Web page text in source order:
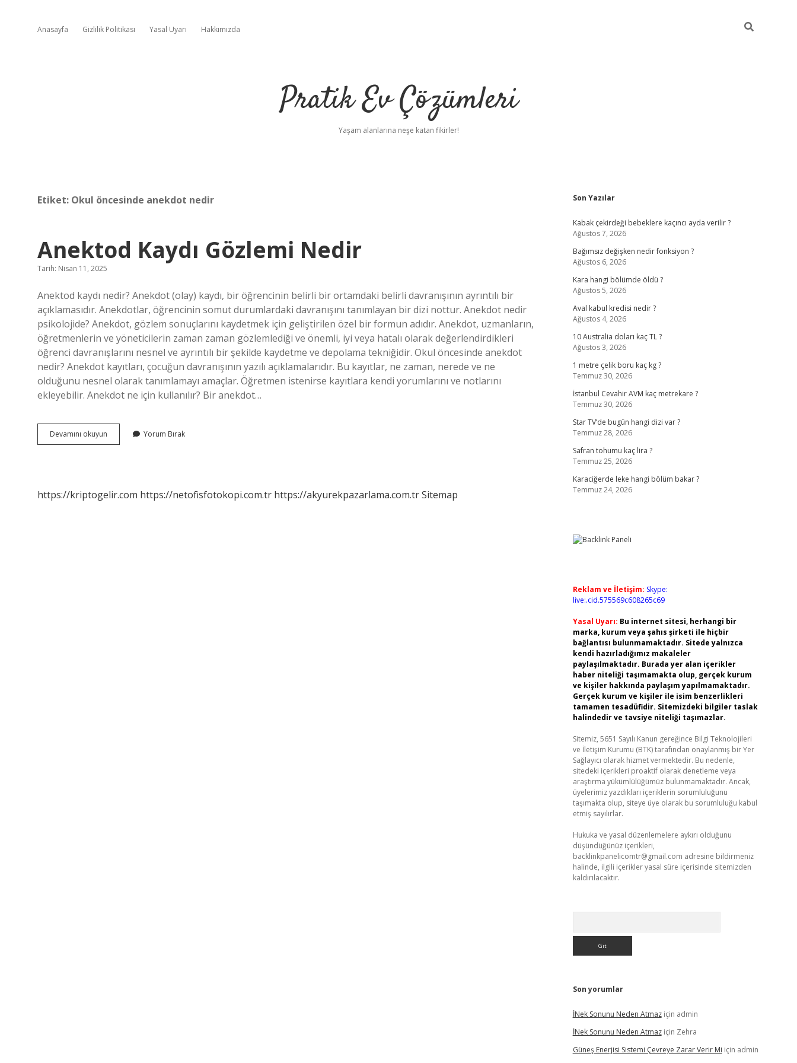
Anasayfa Gizlilik Politikası Yasal Uyarı Hakkımızda
Pratik Ev Çözümleri
Yaşam alanlarına neşe katan fikirler!
Etiket: Okul öncesinde anekdot nedir
Anektod Kaydı Gözlemi Nedir
Tarih: Nisan 11, 2025
Anektod kaydı nedir? Anekdot (olay) kaydı, bir öğrencinin belirli bir ortamdaki belirli davranışının ayrıntılı bir
açıklamasıdır. Anekdotlar, öğrencinin somut durumlardaki davranışını tanımlayan bir dizi nottur. Anekdot nedir
psikolojide? Anekdot, gözlem sonuçlarını kaydetmek için geliştirilen özel bir formun adıdır. Anekdot, uzmanların,
öğretmenlerin ve yöneticilerin zaman zaman gözlemlediği ve önemli, iyi veya hatalı olarak değerlendirdikleri
öğrenci davranışlarını nesnel ve ayrıntılı bir şekilde kaydetme ve depolama tekniğidir. Okul öncesinde anekdot
nedir? Anekdot kayıtları, çocuğun davranışının yazılı açıklamalarıdır. Bu kayıtlar, ne zaman, nerede ve ne
olduğunu nesnel olarak tanımlamayı amaçlar. Öğretmen istenirse kayıtlara kendi yorumlarını ve notlarını
ekleyebilir. Anekdot ne için kullanılır? Bir anekdot…
Devamını okuyun Anektod
Kaydı
Yorum Bırak
https://kriptogelir.com https://netofisfotokopi.com.tr https://akyurekpazarlama.com.trSitemap
Sidebar
Son Yazılar
Kabak çekirdeği bebeklere kaçıncı ayda verilir ?
Ağustos 7, 2026
Bağımsız değişken nedir fonksiyon ?
Ağustos 6, 2026
Kara hangi bölümde öldü ?
Ağustos 5, 2026
Aval kabul kredisi nedir ?
Ağustos 4, 2026
10 Australia doları kaç TL ?
Ağustos 3, 2026
1 metre çelik boru kaç kg ?
Temmuz 30, 2026
İstanbul Cevahir AVM kaç metrekare ?
Temmuz 30, 2026
Star TV’de bugün hangi dizi var ?
Temmuz 28, 2026
Safran tohumu kaç lira ?
Temmuz 25, 2026
Karaciğerde leke hangi bölüm bakar ?
Temmuz 24, 2026
Reklam ve İletişim: Skype:
live:.cid.575569c608265c69
Yasal Uyarı: Bu internet sitesi, herhangi bir
marka, kurum veya şahıs şirketi ile hiçbir
bağlantısı bulunmamaktadır. Sitede yalnızca
kendi hazırladığımız makaleler
paylaşılmaktadır. Burada yer alan içerikler
haber niteliği taşımamakta olup, gerçek kurum
ve kişiler hakkında paylaşım yapılmamaktadır.
Gerçek kurum ve kişiler ile isim benzerlikleri
tamamen tesadüfidir. Sitemizdeki bilgiler taslak
halindedir ve tavsiye niteliği taşımazlar.
Sitemiz, 5651 Sayılı Kanun gereğince Bilgi Teknolojileri
ve İletişim Kurumu (BTK) tarafından onaylanmış bir Yer
Sağlayıcı olarak hizmet vermektedir. Bu nedenle,
sitedeki içerikleri proaktif olarak denetleme veya
araştırma yükümlülüğümüz bulunmamaktadır. Ancak,
üyelerimiz yazdıkları içeriklerin sorumluluğunu
taşımakta olup, siteye üye olarak bu sorumluluğu kabul
etmiş sayılırlar.
Hukuka ve yasal düzenlemelere aykırı olduğunu
düşündüğünüz içerikleri,
backlinkpanelicomtr@gmail.com adresine bildirmeniz
halinde, ilgili içerikler yasal süre içerisinde sitemizden
kaldırılacaktır.
Son yorumlar
İNek Sonunu Neden Atmaziçin admin
İNek Sonunu Neden Atmaziçin Zehra
Güneş Enerjisi Sistemi Çevreye Zarar Verir Mi için admin